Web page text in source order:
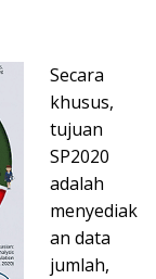
Secara
khusus,
tujuan
SP2020
adalah
menyediak
an data
jumlah,